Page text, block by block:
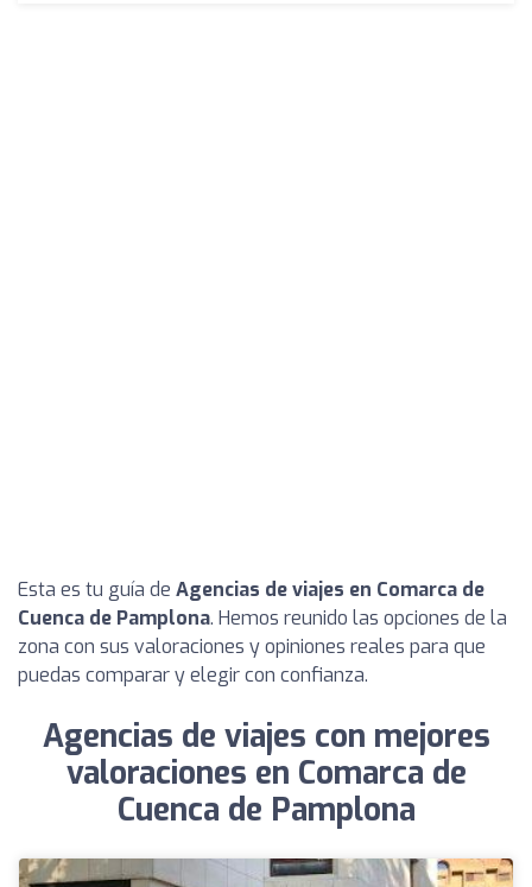
Esta es tu guía de Agencias de viajes en Comarca de
Cuenca de Pamplona. Hemos reunido las opciones de la
zona con sus valoraciones y opiniones reales para que
puedas comparar y elegir con confianza.
Agencias de viajes con mejores
valoraciones en Comarca de
Cuenca de Pamplona